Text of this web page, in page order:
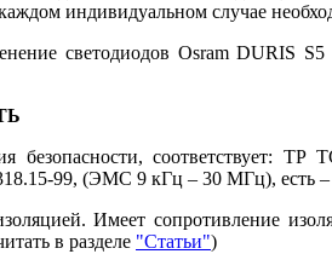
индивидуальном случае
светодиодов Osram DURIS
соответствует:
99, (ЭМС 9 кГц – 30 МГц),
Имеет
в разделе "Статьи")